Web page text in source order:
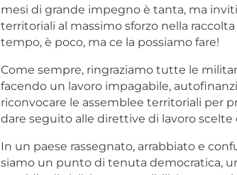
mesi di grande impegno è tanta, ma
territoriali al massimo sforzo nella
tempo, è poco, ma ce la possiamo fare!
Come sempre, ringraziamo tutte le
facendo un lavoro impagabile,
riconvocare le assemblee territoriali per
dare seguito alle direttive di lavoro
In un paese rassegnato, arrabbiato e
siamo un punto di tenuta democratica,